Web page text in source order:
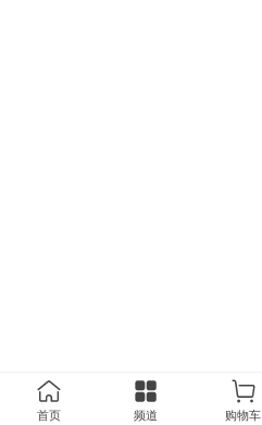
首页 频道 购物车